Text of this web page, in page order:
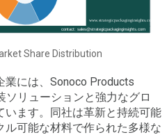
Share Distribution
には、Sonoco Products
ソリューションと強力なグロ
います。同社は革新と持続可能
可能な材料で作られた多様な